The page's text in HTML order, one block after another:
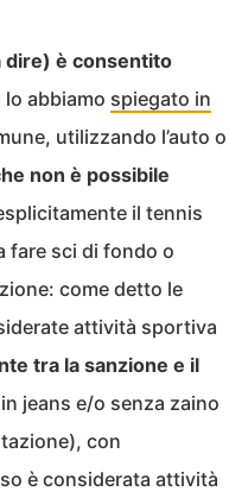
dire) è consentito
abbiamo spiegato in
utilizzando l’auto o
non è possibile
il tennis
fare sci di fondo o
come detto le
attività sportiva
tra la sanzione e il
jeans e/o senza zaino
con
è considerata attività